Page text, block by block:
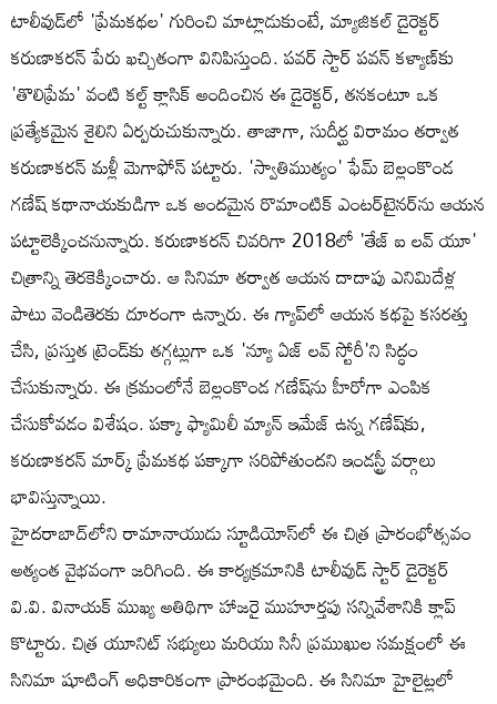
టాలీవుడ్‌లో 'ప్రేమకథల' గురించి మాట్లాడుకుంటే, మ్యాజికల్ డైరెక్టర్
కరుణాకరన్ పేరు ఖచ్చితంగా వినిపిస్తుంది. పవర్ స్టార్ పవన్ కళ్యాణ్‌కు
'తొలిప్రేమ' వంటి కల్ట్ క్లాసిక్ అందించిన ఈ డైరెక్టర్, తనకంటూ ఒక
ప్రత్యేకమైన శైలిని ఏర్పరుచుకున్నారు. తాజాగా, సుదీర్ఘ విరామం తర్వాత
కరుణాకరన్ మళ్లీ మెగాఫోన్ పట్టారు. 'స్వాతిముత్యం' ఫేమ్ బెల్లంకొండ
గణేష్ కథానాయకుడిగా ఒక అందమైన రొమాంటిక్ ఎంటర్‌టైనర్‌ను ఆయన
పట్టాలెక్కించనున్నారు. కరుణాకరన్ చివరిగా 2018లో 'తేజ్ ఐ లవ్ యూ'
చిత్రాన్ని తెరకెక్కించారు. ఆ సినిమా తర్వాత ఆయన దాదాపు ఎనిమిదేళ్ల
పాటు వెండితెరకు దూరంగా ఉన్నారు. ఈ గ్యాప్‌లో ఆయన కథపై కసరత్తు
చేసి, ప్రస్తుత ట్రెండ్‌కు తగ్గట్లుగా ఒక 'న్యూ ఏజ్ లవ్ స్టోరీ'ని సిద్ధం
చేసుకున్నారు. ఈ క్రమంలోనే బెల్లంకొండ గణేష్‌ను హీరోగా ఎంపిక
చేసుకోవడం విశేషం. పక్కా ఫ్యామిలీ మ్యాన్ ఇమేజ్ ఉన్న గణేష్‌కు,
కరుణాకరన్ మార్క్ ప్రేమకథ పక్కాగా సరిపోతుందని ఇండస్ట్రీ వర్గాలు
భావిస్తున్నాయి.
హైదరాబాద్‌లోని రామానాయుడు స్టూడియోస్‌లో ఈ చిత్ర ప్రారంభోత్సవం
అత్యంత వైభవంగా జరిగింది. ఈ కార్యక్రమానికి టాలీవుడ్ స్టార్ డైరెక్టర్
వి.వి. వినాయక్ ముఖ్య అతిథిగా హాజరై ముహూర్తపు సన్నివేశానికి క్లాప్
కొట్టారు. చిత్ర యూనిట్ సభ్యులు మరియు సినీ ప్రముఖుల సమక్షంలో ఈ
సినిమా షూటింగ్ అధికారికంగా ప్రారంభమైంది. ఈ సినిమా హైలైట్లలో